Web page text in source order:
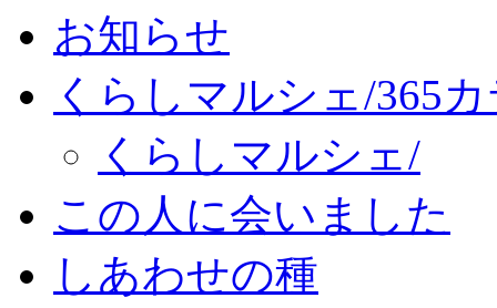
お知らせ
くらしマルシェ/365
くらしマルシェ/
この人に会いました
しあわせの種